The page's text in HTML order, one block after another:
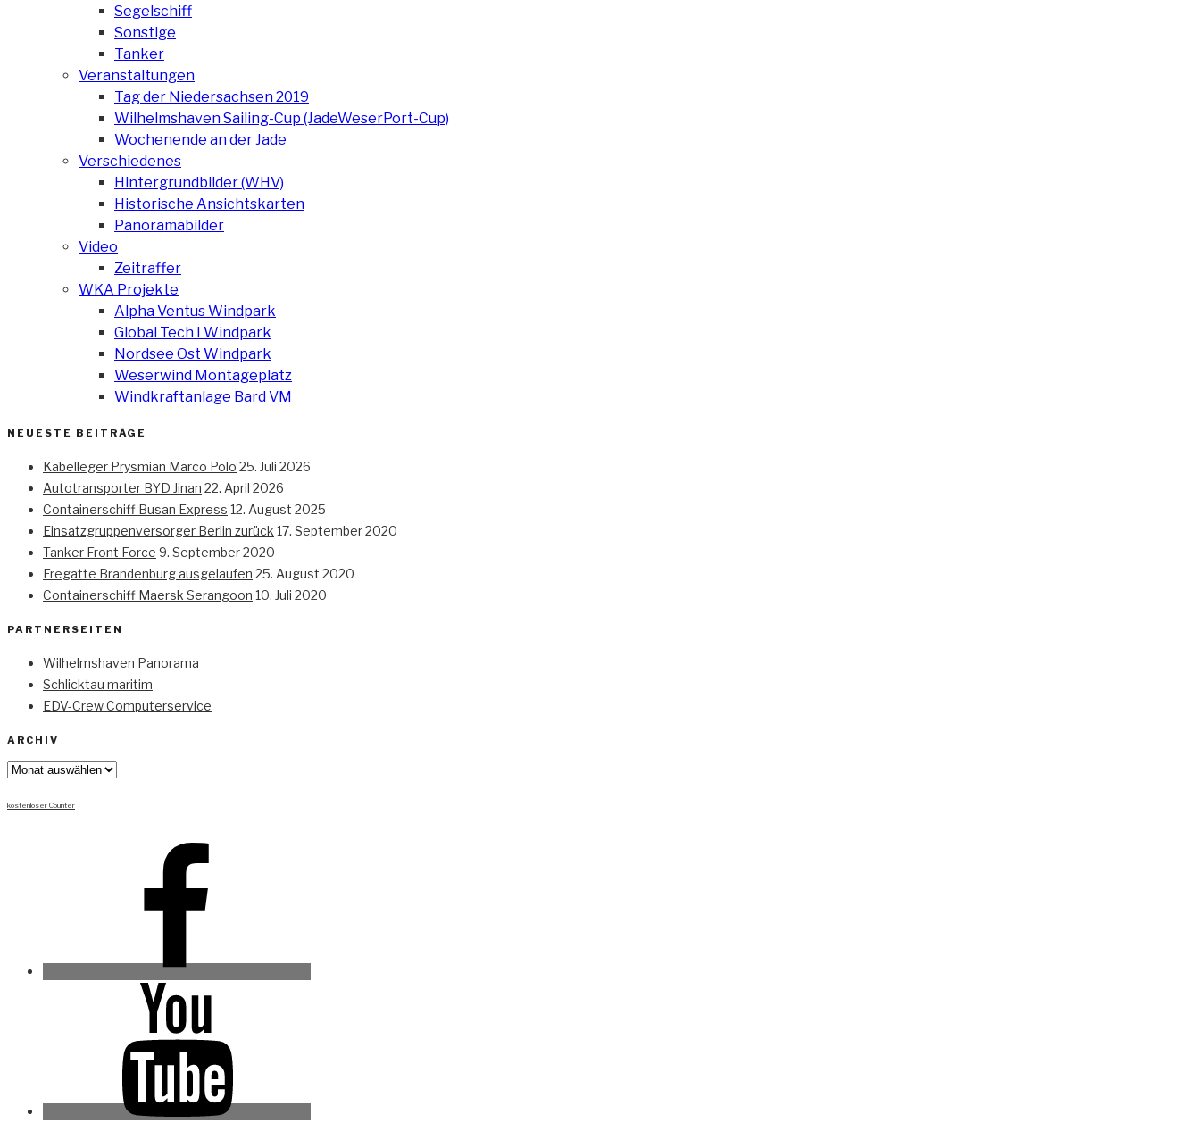
Segelschiff
Sonstige
Tanker
Veranstaltungen
Tag der Niedersachsen 2019
Wilhelmshaven Sailing-Cup (JadeWeserPort-Cup)
Wochenende an der Jade
Verschiedenes
Hintergrundbilder (WHV)
Historische Ansichtskarten
Panoramabilder
Video
Zeitraffer
WKA Projekte
Alpha Ventus Windpark
Global Tech I Windpark
Nordsee Ost Windpark
Weserwind Montageplatz
Windkraftanlage Bard VM
NEUESTE BEITRÄGE
Kabelleger Prysmian Marco Polo 25. Juli 2026
Autotransporter BYD Jinan 22. April 2026
Containerschiff Busan Express 12. August 2025
Einsatzgruppenversorger Berlin zurück 17. September 2020
Tanker Front Force 9. September 2020
Fregatte Brandenburg ausgelaufen 25. August 2020
Containerschiff Maersk Serangoon 10. Juli 2020
PARTNERSEITEN
Wilhelmshaven Panorama
Schlicktau maritim
EDV-Crew Computerservice
ARCHIV
Archiv
kostenloser Counter